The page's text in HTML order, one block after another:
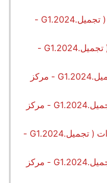
ساجدة إبراهيم محمد أبو عرام ( تجميل.G1.2024 -
سميرة عبدالله محمد ادعيس ( تجميل.G1.2024 -
سونيا سلامة خليل نواجعة ( تجميل.G1.2024 - مركز
شمس محمد عمر أبو عواد ( تجميل.G1.2024 - مركز
شيماء رشاد محمد رشيد حريزات ( تجميل.G1.2024 -
شيماء عبدالله علي نواجعة ( تجميل.G1.2024 - مركز